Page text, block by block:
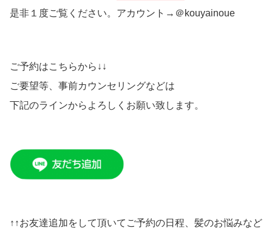
是非１度ご覧ください。アカウント→＠kouyainoue
ご予約はこちらから↓↓
ご要望等、事前カウンセリングなどは
下記のラインからよろしくお願い致します。
↑↑お友達追加をして頂いてご予約の日程、髪のお悩みなど